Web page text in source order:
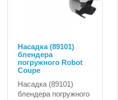
Насадка (89101)
блендера
погружного Robot
Coupe
Насадка (89101)
блендера погружного